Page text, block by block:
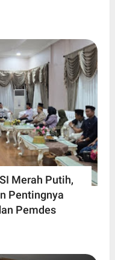
Merah Putih,
Pentingnya
Pemdes